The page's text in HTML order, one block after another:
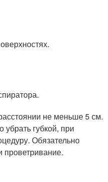
не меньше 5 см.
губкой, при
Обязательно
проветривание.